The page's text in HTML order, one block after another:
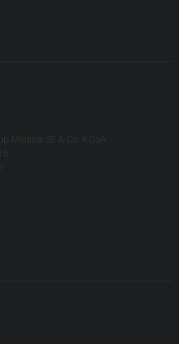
Medical SE & Co. KGaA